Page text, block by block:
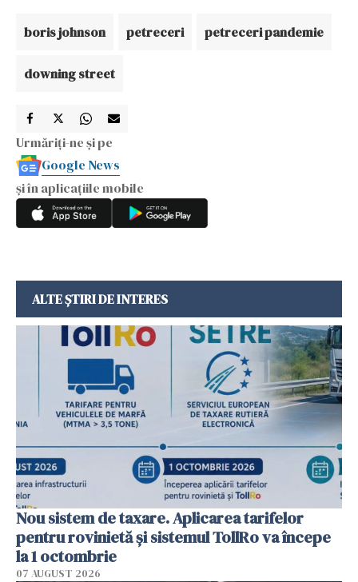
boris johnson petreceri petreceri pandemie
downing street
Urmăriți-ne și pe
Google News
și în aplicațiile mobile
ALTE ȘTIRI DE INTERES
Nou sistem de taxare. Aplicarea tarifelor
pentru rovinietă şi sistemul TollRo va începe
la 1 octombrie
07 AUGUST 2026